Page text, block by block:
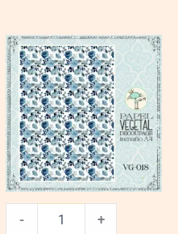
VG018
quantity
- +